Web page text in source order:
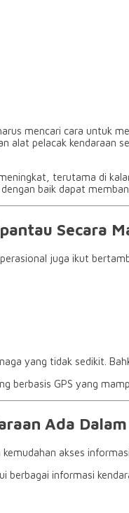
mencari cara untuk
alat pelacak
terutama di
baik dapat
Secara
juga ikut
yang tidak sedikit.
berbasis GPS yang
Ada
akses informasi.
berbagai informasi